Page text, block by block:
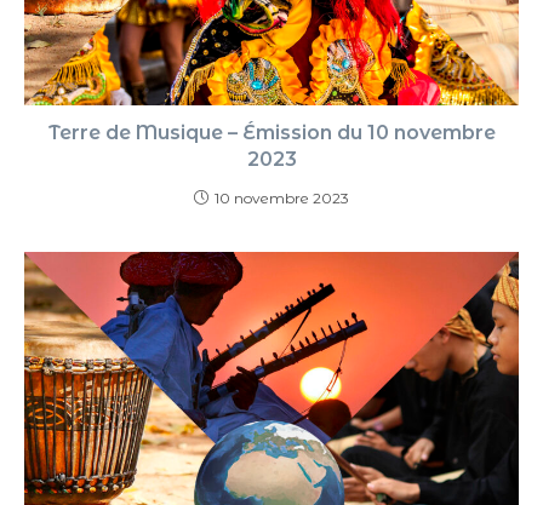
Terre de Musique – Émission du 10 novembre
2023
10 novembre 2023